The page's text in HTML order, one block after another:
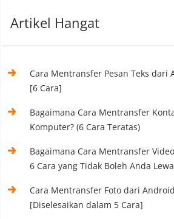
Artikel Hangat
Cara Mentransfer Pesan Teks dari
[6 Cara]
Bagaimana Cara Mentransfer
Komputer? (6 Cara Teratas)
Bagaimana Cara Mentransfer
6 Cara yang Tidak Boleh Anda
Cara Mentransfer Foto dari
[Diselesaikan dalam 5 Cara]